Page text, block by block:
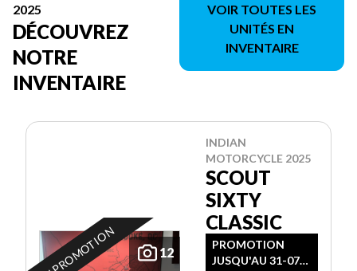
2025
DÉCOUVREZ
NOTRE
INVENTAIRE
VOIR TOUTES LES
UNITÉS EN
INVENTAIRE
12
EN PROMOTION
INDIAN
MOTORCYCLE 2025
SCOUT
SIXTY
CLASSIC
PROMOTION
JUSQU'AU 31-07-